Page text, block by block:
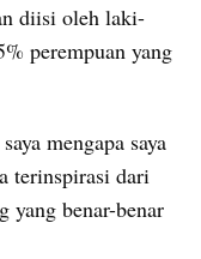
diisi oleh laki-
perempuan yang
mengapa saya
terinspirasi dari
yang benar-benar